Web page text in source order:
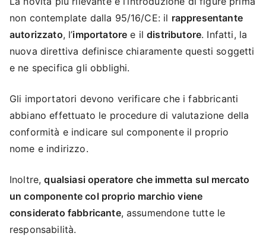
non contemplate dalla 95/16/CE: il rappresentante
autorizzato, l’importatore e ildistributore. Infatti, la
nuova direttiva definisce chiaramente questi soggetti
e ne specifica gli obblighi.
Gli importatori devono verificare che i fabbricanti
abbiano effettuato le procedure di valutazione della
conformità e indicare sul componente il proprio
nome e indirizzo.
Inoltre,qualsiasi operatore che immetta sul mercato
un componente col proprio marchio viene
considerato fabbricante, assumendone tutte le
responsabilità.